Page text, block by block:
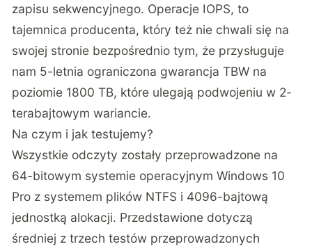
zapisu sekwencyjnego. Operacje IOPS, to
tajemnica producenta, który też nie chwali się na
swojej stronie bezpośrednio tym, że przysługuje
nam 5-letnia ograniczona gwarancja TBW na
poziomie 1800 TB, które ulegają podwojeniu w 2-
terabajtowym wariancie.
Na czym i jak testujemy?
Wszystkie odczyty zostały przeprowadzone na
64-bitowym systemie operacyjnym Windows 10
Pro z systemem plików NTFS i 4096-bajtową
jednostką alokacji. Przedstawione dotyczą
średniej z trzech testów przeprowadzonych